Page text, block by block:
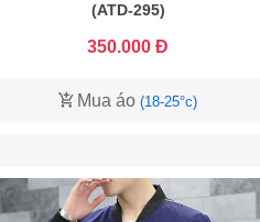
(ATD-295)
350.000 Đ
Mua áo(18-25°c)